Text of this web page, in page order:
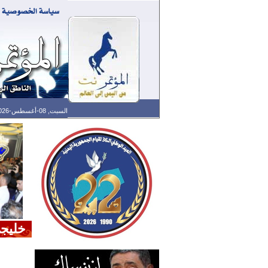
السبت, 08-أغسطس-2026 الساعة: 08:17 ص - آخر تحديث: 01:30 ص (30: 10) بتوقيت غرينتش